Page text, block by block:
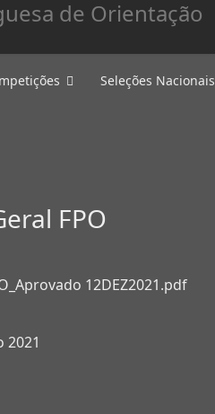
Seleções Nacionais
FPO
12DEZ2021.pdf
2021